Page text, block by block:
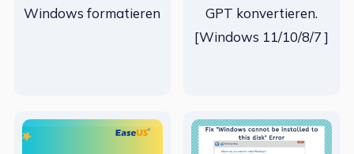
Windows formatieren
GPT konvertieren.
[Windows 11/10/8/7 ]